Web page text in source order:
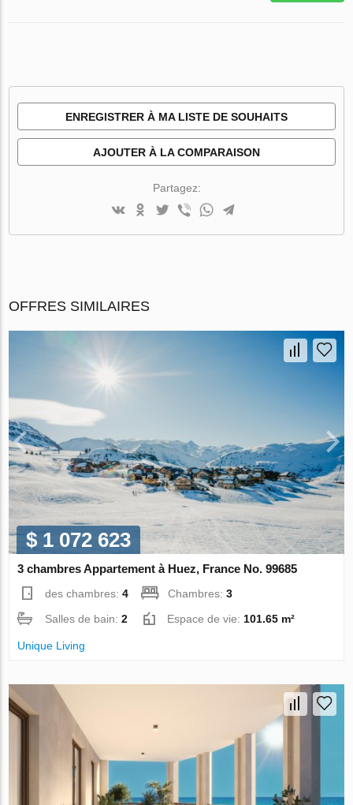
ENREGISTRER À MA LISTE DE SOUHAITS
AJOUTER À LA COMPARAISON
Partagez:
OFFRES SIMILAIRES
$ 1 072 623
3 chambres Appartement à Huez, France No. 99685
des chambres:4 Chambres:3
Salles de bain:2 Espace de vie:101.65 m²
Unique Living